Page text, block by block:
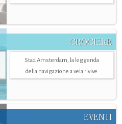
CROCIERE
Stad Amsterdam, la leggenda
della navigazione a vela rivive
EVENTI